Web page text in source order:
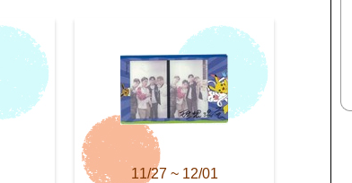
11/27 ~ 12/01